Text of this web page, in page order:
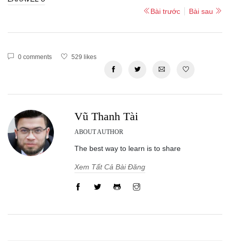
Bài trước
Bài sau
0 comments 529 likes
Vũ Thanh Tài
ABOUT AUTHOR
The best way to learn is to share
Xem Tất Cả Bài Đăng